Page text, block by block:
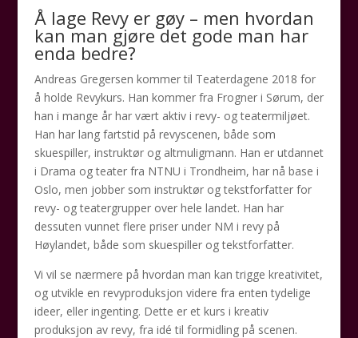
Å lage Revy er gøy – men hvordan
kan man gjøre det gode man har
enda bedre?
Andreas Gregersen kommer til Teaterdagene 2018 for
å holde Revykurs. Han kommer fra Frogner i Sørum, der
han i mange år har vært aktiv i revy- og teatermiljøet.
Han har lang fartstid på revyscenen, både som
skuespiller, instruktør og altmuligmann. Han er utdannet
i Drama og teater fra NTNU i Trondheim, har nå base i
Oslo, men jobber som instruktør og tekstforfatter for
revy- og teatergrupper over hele landet. Han har
dessuten vunnet flere priser under NM i revy på
Høylandet, både som skuespiller og tekstforfatter.
Vi vil se nærmere på hvordan man kan trigge kreativitet,
og utvikle en revyproduksjon videre fra enten tydelige
ideer, eller ingenting. Dette er et kurs i kreativ
produksjon av revy, fra idé til formidling på scenen.